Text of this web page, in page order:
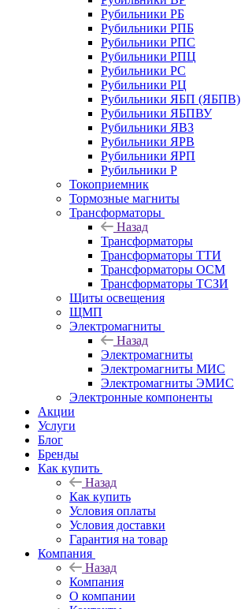
Рубильники РБ
Рубильники РПБ
Рубильники РПС
Рубильники РПЦ
Рубильники РС
Рубильники РЦ
Рубильники ЯБП (ЯБПВ)
Рубильники ЯБПВУ
Рубильники ЯВЗ
Рубильники ЯРВ
Рубильники ЯРП
Рубильники Р
Токоприемник
Тормозные магниты
Трансформаторы
Назад
Трансформаторы
Трансформаторы ТТИ
Трансформаторы ОСМ
Трансформаторы ТСЗИ
Щиты освещения
ЩМП
Электромагниты
Назад
Электромагниты
Электромагниты МИС
Электромагниты ЭМИС
Электронные компоненты
Акции
Услуги
Блог
Бренды
Как купить
Назад
Как купить
Условия оплаты
Условия доставки
Гарантия на товар
Компания
Назад
Компания
О компании